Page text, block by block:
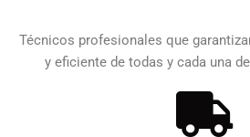
Técnicos profesionales que
y eficiente de todas y cada una